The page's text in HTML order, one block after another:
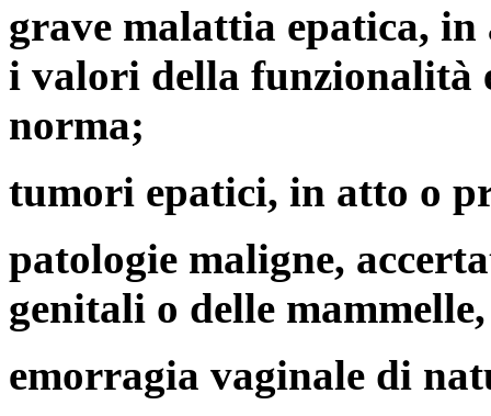
grave malattia epatica, in
i valori della funzionalità
norma;
tumori epatici, in atto o
patologie maligne,
genitali o delle
emorragia vaginale di